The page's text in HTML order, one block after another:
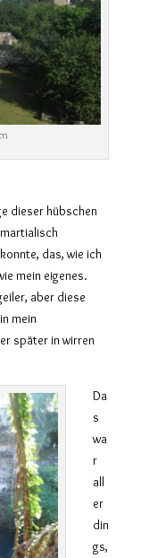
dieser hübschen
das, wie ich
mein eigenes.
aber diese
mein
später in wirren
Da
s
wa
r
all
er
din
gs,